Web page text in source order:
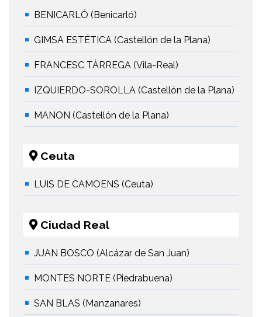
BENICARLÓ (Benicarló)
GIMSA ESTÉTICA (Castellón de la Plana)
FRANCESC TÀRREGA (Vila-Real)
IZQUIERDO-SOROLLA (Castellón de la Plana)
MANON (Castellón de la Plana)
Ceuta
LUIS DE CAMOENS (Ceuta)
Ciudad Real
JUAN BOSCO (Alcázar de San Juan)
MONTES NORTE (Piedrabuena)
SAN BLAS (Manzanares)